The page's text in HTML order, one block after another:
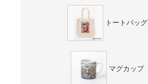
トートバッグ
マグカップ